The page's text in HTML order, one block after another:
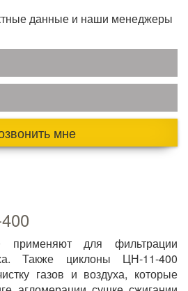
данные и наши менеджеры
мне
применяют для фильтрации
Также циклоны ЦН-11-400
газов и воздуха, которые